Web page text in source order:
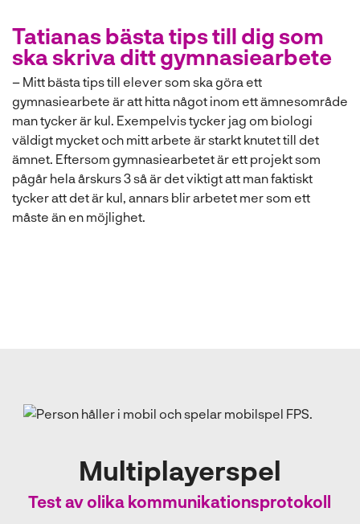
Tatianas bästa tips till dig som
ska skriva ditt gymnasiearbete
– Mitt bästa tips till elever som ska göra ett
gymnasiearbete är att hitta något inom ett ämnesområde
man tycker är kul. Exempelvis tycker jag om biologi
väldigt mycket och mitt arbete är starkt knutet till det
ämnet. Eftersom gymnasiearbetet är ett projekt som
pågår hela årskurs 3 så är det viktigt att man faktiskt
tycker att det är kul, annars blir arbetet mer som ett
måste än en möjlighet.
Multiplayerspel
Test av olika kommunikationsprotokoll